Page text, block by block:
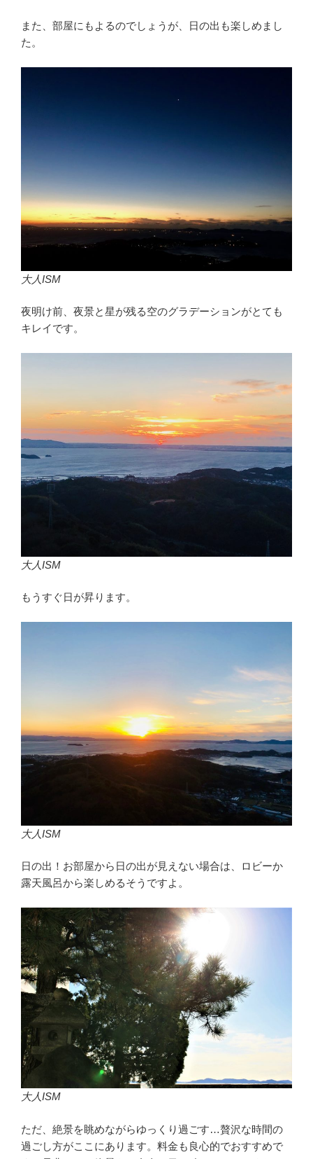
また、部屋にもよるのでしょうが、日の出も楽しめまし
た。
大人ISM
夜明け前、夜景と星が残る空のグラデーションがとても
キレイです。
大人ISM
もうすぐ日が昇ります。
大人ISM
日の出！お部屋から日の出が見えない場合は、ロビーか
露天風呂から楽しめるそうですよ。
大人ISM
ただ、絶景を眺めながらゆっくり過ごす…贅沢な時間の
過ごし方がここにあります。料金も良心的でおすすめで